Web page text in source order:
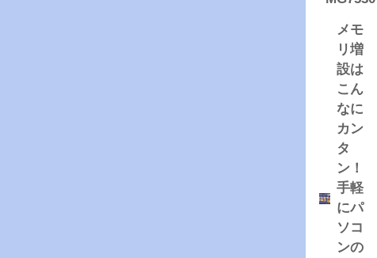
メモ
リ増
設は
こん
なに
カン
タ
ン！
手軽
にパ
ソコ
ンの